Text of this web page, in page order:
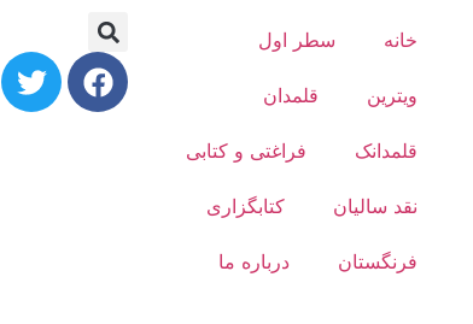
خانه سطر اول
ویترین قلمدان
قلمدانک فراغتی و کتابی
نقد سالیان کتابگزاری
فرنگستان درباره ما